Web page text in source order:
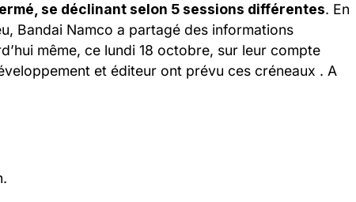
se déclinant selon 5 sessions différentes. En
Bandai Namco a partagé des informations
même, ce lundi 18 octobre, sur leur compte
et éditeur ont prévu ces créneaux . A